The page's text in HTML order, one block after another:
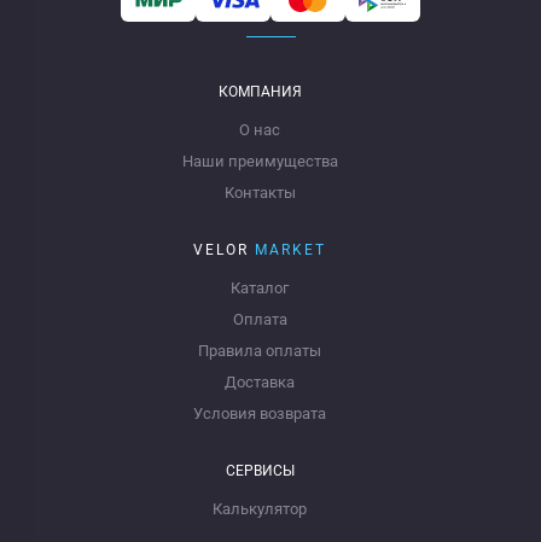
КОМПАНИЯ
О нас
Наши преимущества
Контакты
VELOR MARKET
Каталог
Оплата
Правила оплаты
Доставка
Условия возврата
СЕРВИСЫ
Калькулятор